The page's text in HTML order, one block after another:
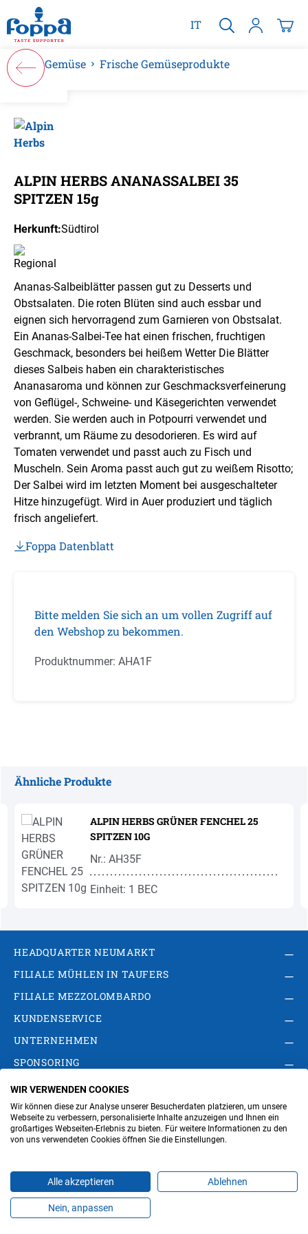
springen
IT
Produkte Favoriten Themen
Gemüse Frische Gemüseprodukte
ALPIN HERBS ANANASSALBEI 35
SPITZEN 15g
Herkunft:Südtirol
Ananas-Salbeiblätter passen gut zu Desserts und
Obstsalaten. Die roten Blüten sind auch essbar und
eignen sich hervorragend zum Garnieren von Obstsalat.
Ein Ananas-Salbei-Tee hat einen frischen, fruchtigen
Geschmack, besonders bei heißem Wetter Die Blätter
dieses Salbeis haben ein charakteristisches
Ananasaroma und können zur Geschmacksverfeinerung
von Geflügel-, Schweine- und Käsegerichten verwendet
werden. Sie werden auch in Potpourri verwendet und
verbrannt, um Räume zu desodorieren. Es wird auf
Tomaten verwendet und passt auch zu Fisch und
Muscheln. Sein Aroma passt auch gut zu weißem Risotto;
Der Salbei wird im letzten Moment bei ausgeschalteter
Hitze hinzugefügt. Wird in Auer produziert und täglich
frisch angeliefert.
Foppa Datenblatt
Bitte melden Sie sich an um vollen Zugriff auf
den Webshop zu bekommen.
Produktnummer: AHA1F
Ähnliche Produkte
ALPIN HERBS GRÜNER FENCHEL 25
SPITZEN 10G
Nr.: AH35F
Einheit: 1 BEC
HEADQUARTER NEUMARKT
FILIALE MÜHLEN IN TAUFERS
FILIALE MEZZOLOMBARDO
KUNDENSERVICE
UNTERNEHMEN
SPONSORING
AGB Privacy Policy
Impressum
Cookie-Einstellungen ändern
Verwaltung
WIR VERWENDEN COOKIES
Wir können diese zur Analyse unserer Besucherdaten platzieren, um unsere
Webseite zu verbessern, personalisierte Inhalte anzuzeigen und Ihnen ein
großartiges Webseiten-Erlebnis zu bieten. Für weitere Informationen zu den
von uns verwendeten Cookies öffnen Sie die Einstellungen.
Alle akzeptieren Ablehnen
Nein, anpassen